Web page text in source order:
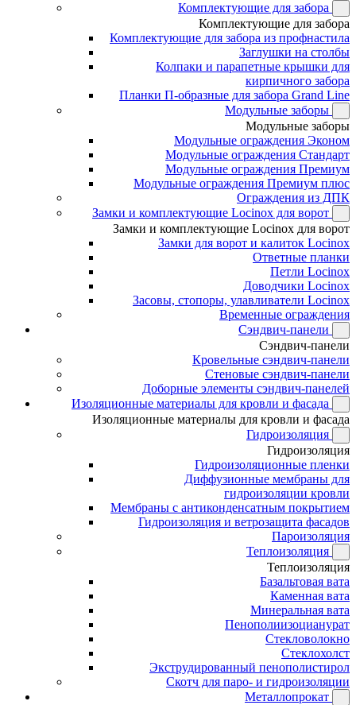
Комплектующие для забора
Комплектующие для забора
Комплектующие для забора из профнастила
Заглушки на столбы
Колпаки и парапетные крышки для
кирпичного забора
Планки П-образные для забора Grand Line
Модульные заборы
Модульные заборы
Модульные ограждения Эконом
Модульные ограждения Стандарт
Модульные ограждения Премиум
Модульные ограждения Премиум плюс
Ограждения из ДПК
Замки и комплектующие Locinox для ворот
Замки и комплектующие Locinox для ворот
Замки для ворот и калиток Locinox
Ответные планки
Петли Locinox
Доводчики Locinox
Засовы, стопоры, улавливатели Locinox
Временные ограждения
Сэндвич-панели
Сэндвич-панели
Кровельные сэндвич-панели
Стеновые сэндвич-панели
Доборные элементы сэндвич-панелей
Изоляционные материалы для кровли и фасада
Изоляционные материалы для кровли и фасада
Гидроизоляция
Гидроизоляция
Гидроизоляционные пленки
Диффузионные мембраны для
гидроизоляции кровли
Мембраны с антиконденсатным покрытием
Гидроизоляция и ветрозащита фасадов
Пароизоляция
Теплоизоляция
Теплоизоляция
Базальтовая вата
Каменная вата
Минеральная вата
Пенополиизоцианурат
Стекловолокно
Стеклохолст
Экструдированный пенополистирол
Скотч для паро- и гидроизоляции
Металлопрокат